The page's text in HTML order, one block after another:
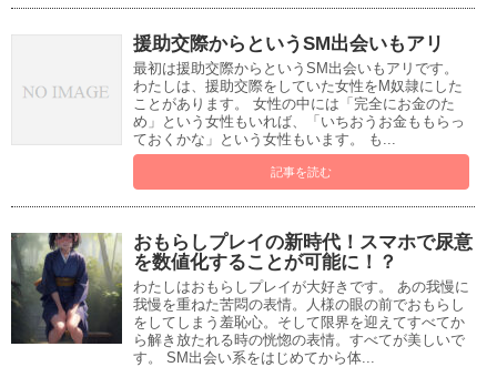
援助交際からというSM出会いもアリ
最初は援助交際からというSM出会いもアリです。
わたしは、援助交際をしていた女性をM奴隷にした
ことがあります。 女性の中には「完全にお金のた
め」という女性もいれば、「いちおうお金ももらっ
ておくかな」という女性もいます。 も...
記事を読む
おもらしプレイの新時代！スマホで尿意
を数値化することが可能に！？
わたしはおもらしプレイが大好きです。 あの我慢に
我慢を重ねた苦悶の表情。人様の眼の前でおもらし
をしてしまう羞恥心。そして限界を迎えてすべてか
ら解き放たれる時の恍惚の表情。すべてが美しいで
す。 SM出会い系をはじめてから体...